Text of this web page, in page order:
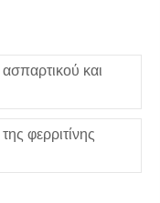
και
φερριτίνης